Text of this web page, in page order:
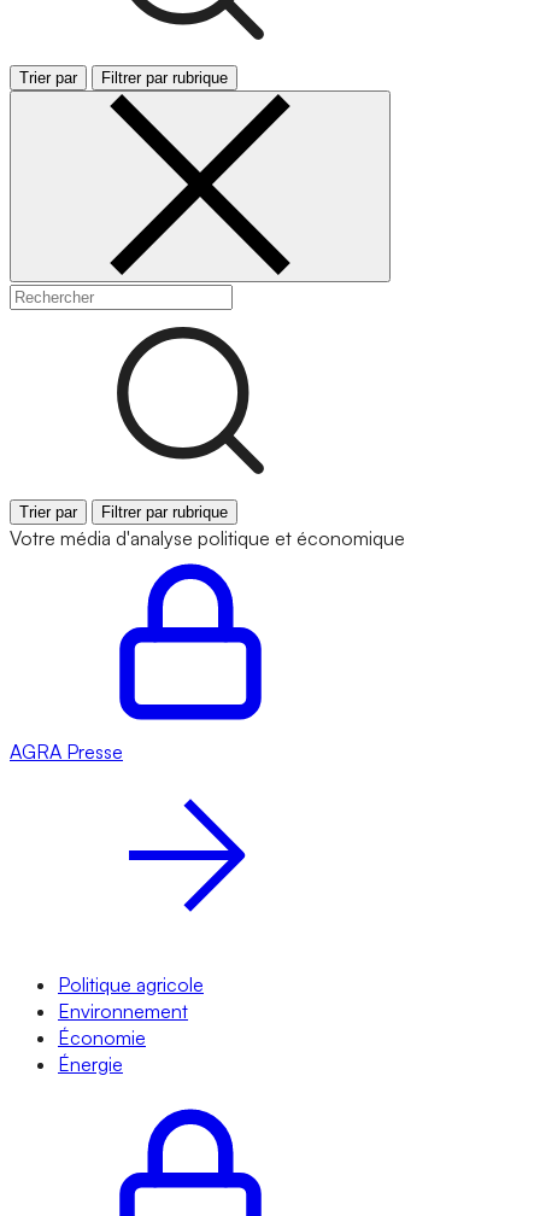
Trier par Filtrer par rubrique
Trier par Filtrer par rubrique
Votre média d'analyse politique et économique
AGRA Presse
Politique agricole
Environnement
Économie
Énergie